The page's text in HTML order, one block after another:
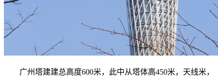
广州塔建建总高度600米，此中从塔体高450米，天线米，